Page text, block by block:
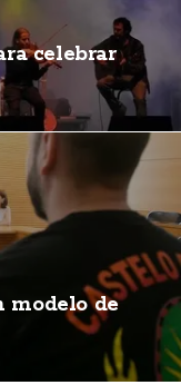
celebrar
modelo de